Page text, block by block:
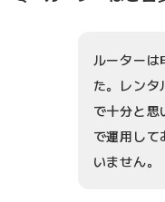
ルーターは
た。レン
で十分と
で運用して
いません。